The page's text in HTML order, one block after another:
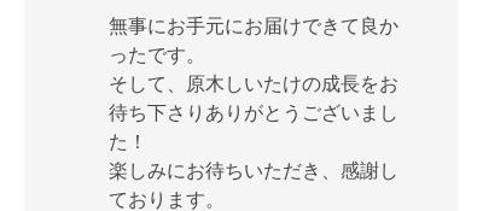
無事にお手元にお届けできて良か
ったです。
そして、原木しいたけの成長をお
待ち下さりありがとうございまし
た！
楽しみにお待ちいただき、感謝し
ております。